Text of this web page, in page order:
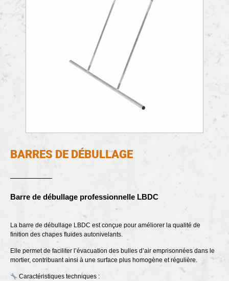
BARRES DE DÉBULLAGE
Barre de débullage professionnelle LBDC
La barre de débullage LBDC est conçue pour améliorer la qualité de
finition des chapes fluides autonivelants.
Elle permet de faciliter l’évacuation des bulles d’air emprisonnées dans le
mortier, contribuant ainsi à une surface plus homogène et régulière.
Caractéristiques techniques :